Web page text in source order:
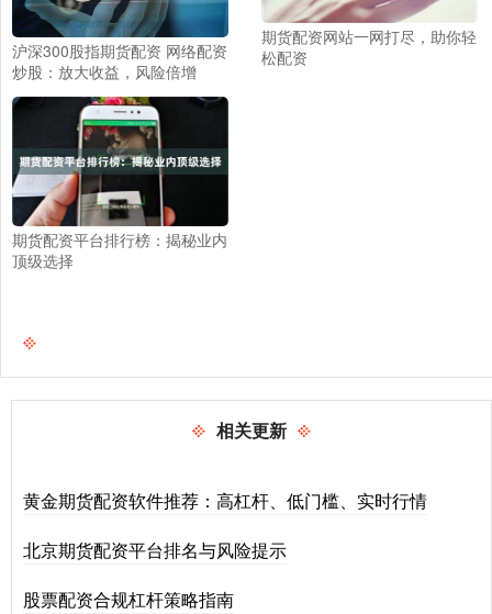
沪深300股指期货配资 网络配资
炒股：放大收益，风险倍增
期货配资网站一网打尽，助你轻
松配资
期货配资平台排行榜：揭秘业内
顶级选择
相关更新
黄金期货配资软件推荐：高杠杆、低门槛、实时行情
北京期货配资平台排名与风险提示
股票配资合规杠杆策略指南